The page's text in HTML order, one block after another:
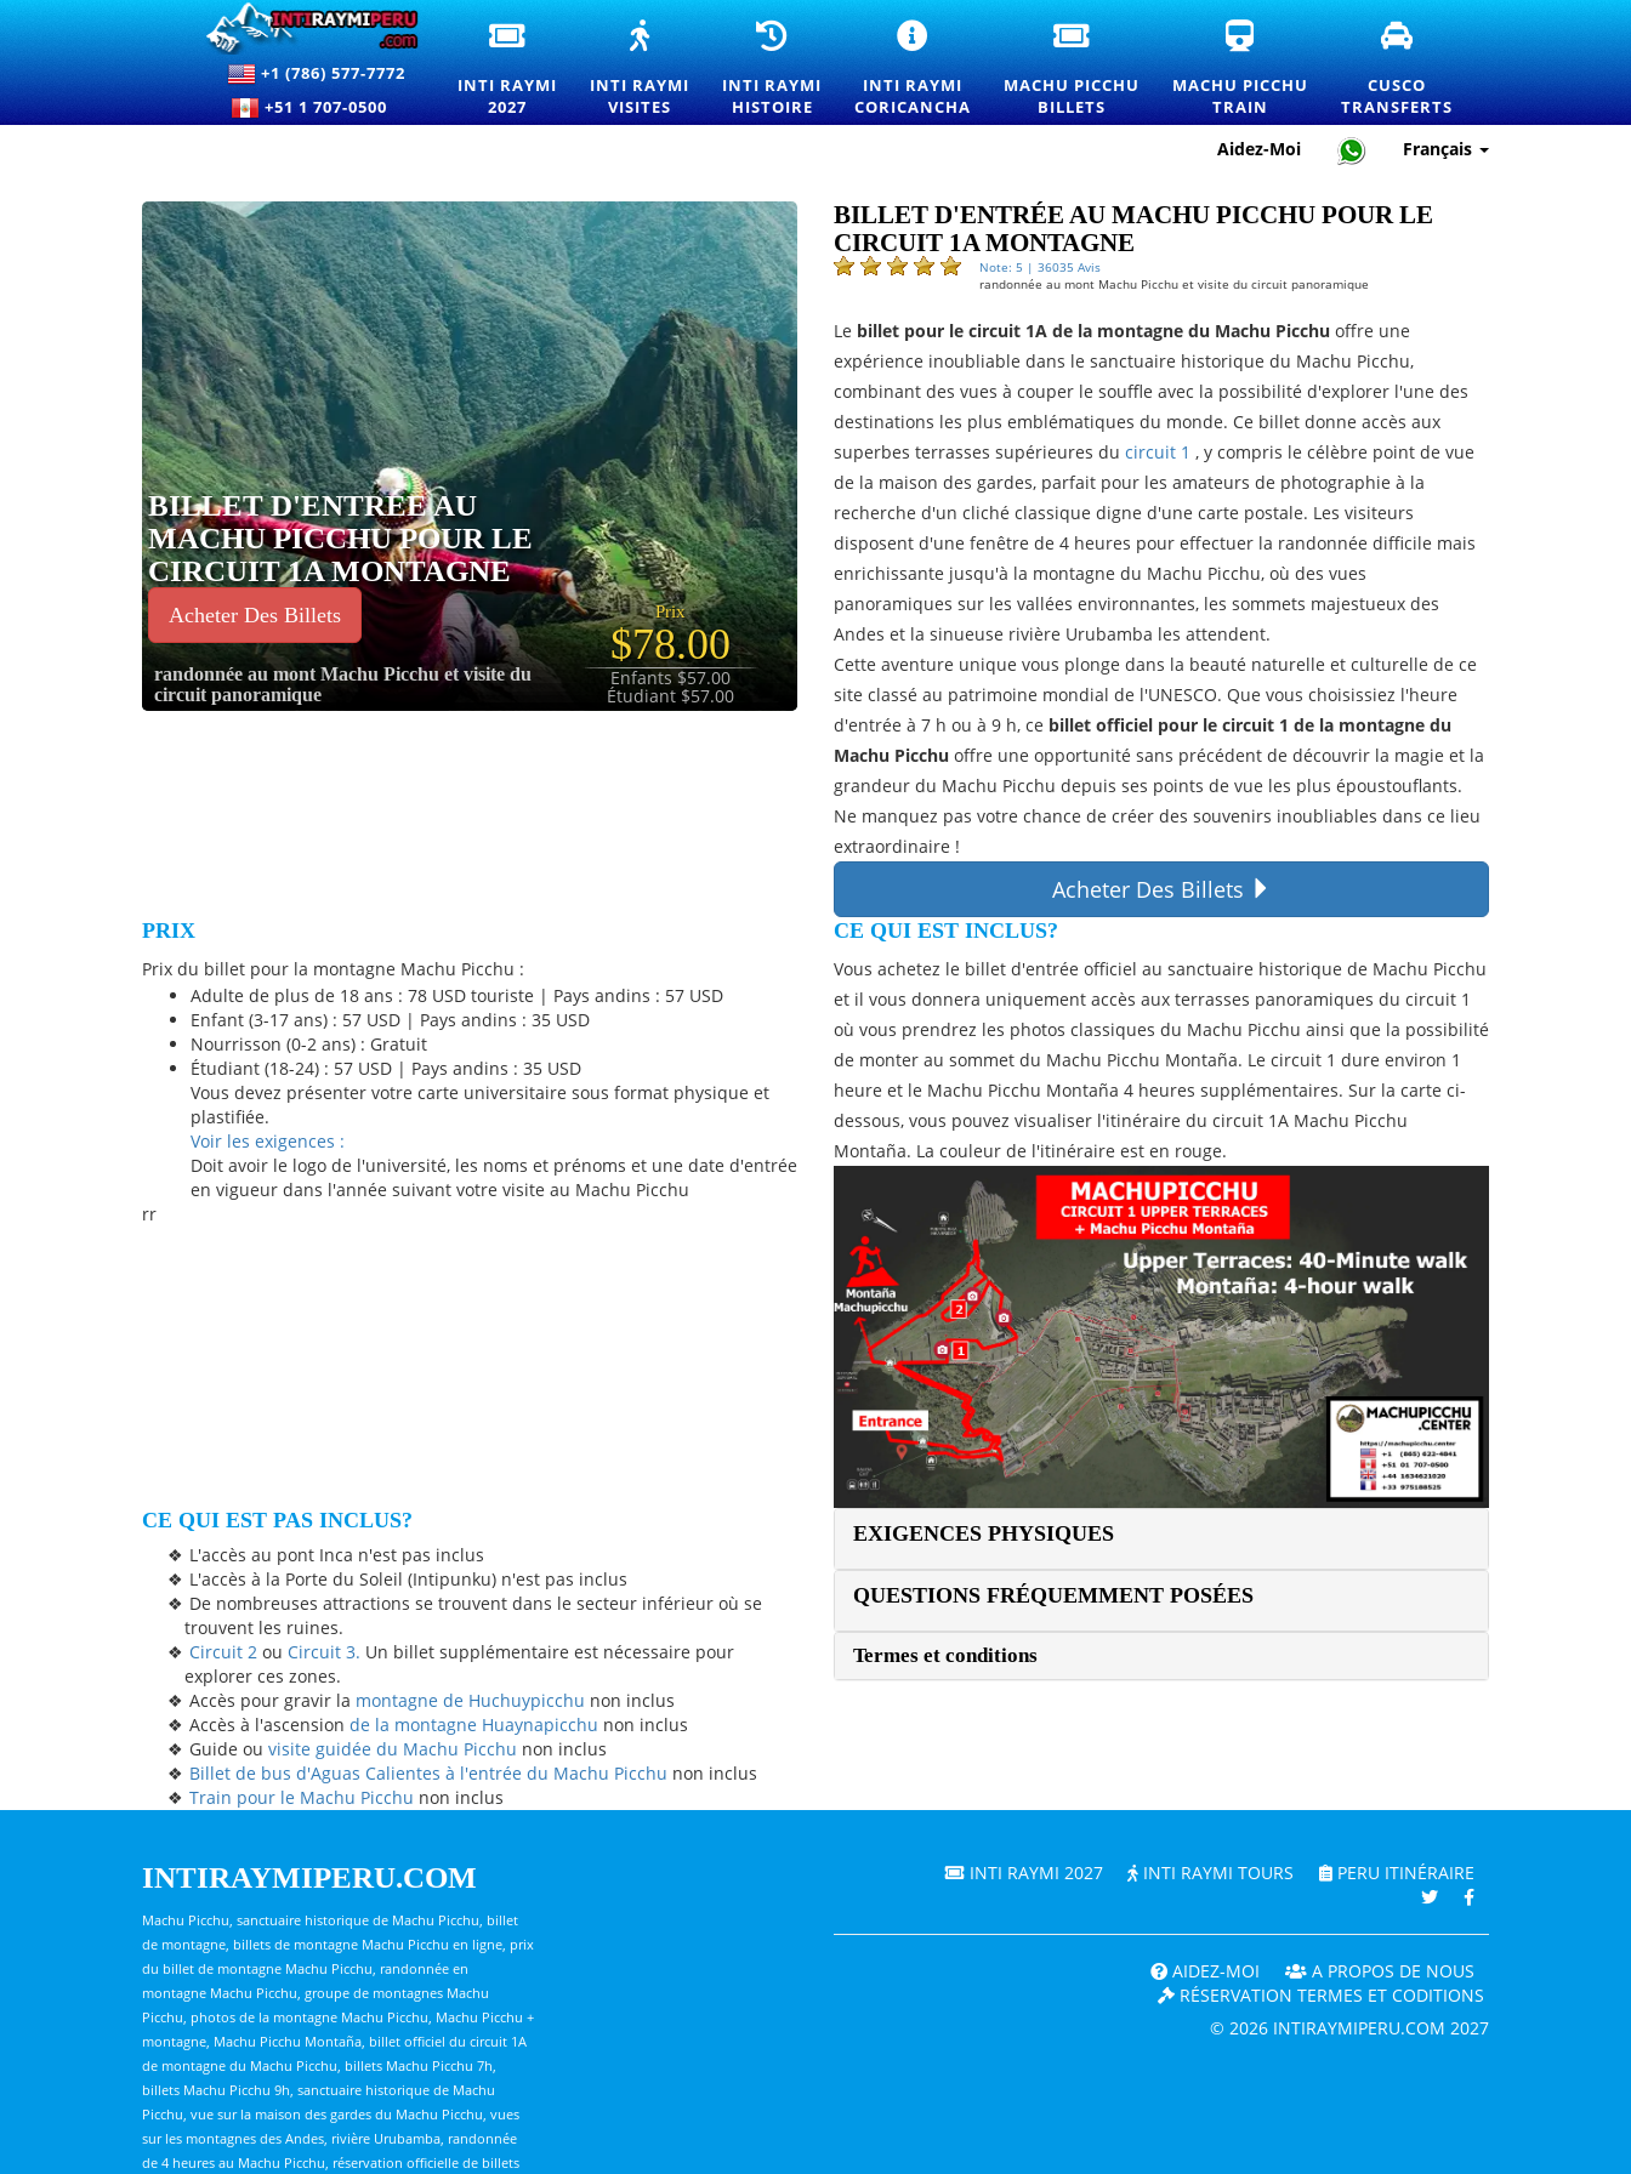
+1 (786) 577-7772
+51 1 707-0500
BILLETS
D'ENTRÉE
POUR
L'INTI
RAYMI
FESTIVAL
DU
SOLEIL
À
CUSCO
INTI RAYMI
2027
INTI
TOURS
—
EXPÉRIENCES
SOLEIL
À
CUSCO
INTI RAYMI
VISITES
HISTOIRE
L'INTI
RAYMI
—
DE
LA
FÊTE
DU
SOLEIL
À
CUSCO
INTI RAYMI
HISTOIRE
CÉRÉMONIE
RAYMI
À
QORIKANCHA
INTI RAYMI
CORICANCHA
BILLETS
D'ENTRÉE
OFFICIELS
ET
LISTE
MACHU
PICCHU
MACHU PICCHU
BILLETS
BILLETS
TRAIN
POUR
LE
MACHU
PICCHU
INFORMATIONS
OFFICIELLES
MACHU PICCHU
TRAIN
TRANSFERTS
ET
SERVICES
DE
TRANSPORT
PRIVÉ
À
CUSCO
TRANSFERTS
Aidez-Moi Français
BILLET D'ENTRÉE AU
MACHU PICCHU POUR LE
CIRCUIT 1A MONTAGNE
Acheter Des Billets
randonnée au mont Machu Picchu et visite du
circuit panoramique
Prix
$78.00
Enfants $57.00
Étudiant $57.00
BILLET D'ENTRÉE AU MACHU PICCHU POUR LE
CIRCUIT 1A MONTAGNE
Note: 5 | 36035 Avis
randonnée au mont Machu Picchu et visite du circuit panoramique
Le billet pour le circuit 1A de la montagne du Machu Picchu offre une
expérience inoubliable dans le sanctuaire historique du Machu Picchu,
combinant des vues à couper le souffle avec la possibilité d'explorer l'une des
destinations les plus emblématiques du monde. Ce billet donne accès aux
superbes terrasses supérieures du circuit 1 , y compris le célèbre point de vue
de la maison des gardes, parfait pour les amateurs de photographie à la
recherche d'un cliché classique digne d'une carte postale. Les visiteurs
disposent d'une fenêtre de 4 heures pour effectuer la randonnée difficile mais
enrichissante jusqu'à la montagne du Machu Picchu, où des vues
panoramiques sur les vallées environnantes, les sommets majestueux des
Andes et la sinueuse rivière Urubamba les attendent.
Cette aventure unique vous plonge dans la beauté naturelle et culturelle de ce
site classé au patrimoine mondial de l'UNESCO. Que vous choisissiez l'heure
d'entrée à 7 h ou à 9 h, ce billet officiel pour le circuit 1 de la montagne du
Machu Picchu offre une opportunité sans précédent de découvrir la magie et la
grandeur du Machu Picchu depuis ses points de vue les plus époustouflants.
Ne manquez pas votre chance de créer des souvenirs inoubliables dans ce lieu
extraordinaire !
Acheter Des Billets
PRIX
Prix du billet pour la montagne Machu Picchu :
Adulte de plus de 18 ans : 78 USD touriste | Pays andins : 57 USD
Enfant (3-17 ans) : 57 USD | Pays andins : 35 USD
Nourrisson (0-2 ans) : Gratuit
Étudiant (18-24) : 57 USD | Pays andins : 35 USD
Vous devez présenter votre carte universitaire sous format physique et
plastifiée.
Voir les exigences :
Doit avoir le logo de l'université, les noms et prénoms et une date d'entrée
en vigueur dans l'année suivant votre visite au Machu Picchu
rr
CE QUI EST INCLUS?
Vous achetez le billet d'entrée officiel au sanctuaire historique de Machu Picchu
et il vous donnera uniquement accès aux terrasses panoramiques du circuit 1
où vous prendrez les photos classiques du Machu Picchu ainsi que la possibilité
de monter au sommet du Machu Picchu Montaña. Le circuit 1 dure environ 1
heure et le Machu Picchu Montaña 4 heures supplémentaires. Sur la carte ci-
dessous, vous pouvez visualiser l'itinéraire du circuit 1A Machu Picchu
Montaña. La couleur de l'itinéraire est en rouge.
CE QUI EST PAS INCLUS?
L'accès au pont Inca n'est pas inclus
L'accès à la Porte du Soleil (Intipunku) n'est pas inclus
De nombreuses attractions se trouvent dans le secteur inférieur où se
trouvent les ruines.
Circuit 2 ou Circuit 3. Un billet supplémentaire est nécessaire pour
explorer ces zones.
Accès pour gravir la montagne de Huchuypicchu non inclus
Accès à l'ascensionde la montagne Huaynapicchu non inclus
Guide ouvisite guidée du Machu Picchu non inclus
Billet de bus d'Aguas Calientes à l'entrée du Machu Picchu non inclus
Train pour le Machu Picchu non inclus
EXIGENCES PHYSIQUES
QUESTIONS FRÉQUEMMENT POSÉES
Termes et conditions
INTIRAYMIPERU.COM
Machu Picchu, sanctuaire historique de Machu Picchu, billet
de montagne, billets de montagne Machu Picchu en ligne, prix
du billet de montagne Machu Picchu, randonnée en
montagne Machu Picchu, groupe de montagnes Machu
Picchu, photos de la montagne Machu Picchu, Machu Picchu +
montagne, Machu Picchu Montaña, billet officiel du circuit 1A
de montagne du Machu Picchu, billets Machu Picchu 7h,
billets Machu Picchu 9h, sanctuaire historique de Machu
Picchu, vue sur la maison des gardes du Machu Picchu, vues
sur les montagnes des Andes, rivière Urubamba, randonnée
de 4 heures au Machu Picchu, réservation officielle de billets
INTI RAYMI 2027 INTI RAYMI TOURS PERU ITINÉRAIRE
AIDEZ-MOI
A PROPOS DE NOUS
RÉSERVATION TERMES ET CODITIONS
© 2026 INTIRAYMIPERU.COM 2027